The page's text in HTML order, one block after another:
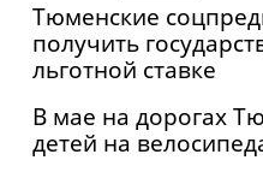
Тюменские
получить
льготной ставке
В мае на дорогах
детей на